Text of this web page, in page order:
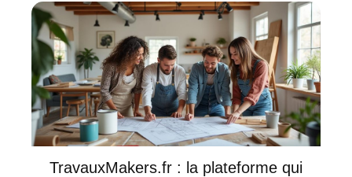
TravauxMakers.fr : la plateforme qui